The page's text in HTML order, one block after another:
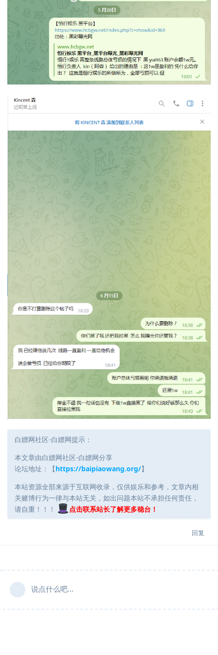
白嫖网社区-白嫖网提示：
本文章由白嫖网社区-白嫖网分享
论坛地址：【https://baipiaowang.org/】
本站资源全部来源于互联网收录，仅供娱乐和参考，文章内相
关赌博行为一律与本站无关，如出问题本站不承担任何责任，
请自重！！！
点击联系站长了解更多稳台！
回复
说点什么吧...